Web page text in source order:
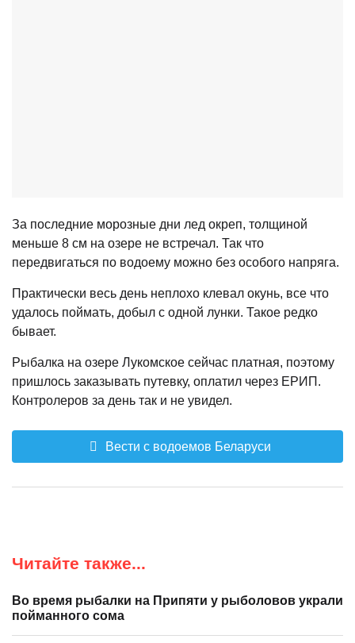
За последние морозные дни лед окреп, толщиной
меньше 8 см на озере не встречал. Так что
передвигаться по водоему можно без особого напряга.
Практически весь день неплохо клевал окунь, все что
удалось поймать, добыл с одной лунки. Такое редко
бывает.
Рыбалка на озере Лукомское сейчас платная, поэтому
пришлось заказывать путевку, оплатил через ЕРИП.
Контролеров за день так и не увидел.
Вести с водоемов Беларуси
Читайте также...
Во время рыбалки на Припяти у рыболовов украли
пойманного сома